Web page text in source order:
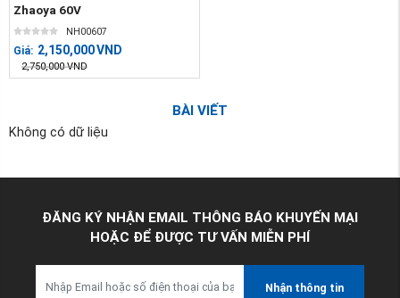
Zhaoya 60V
NH00607
Giá: 2,150,000VND
2,750,000 VND
BÀI VIẾT
Không có dữ liệu
ĐĂNG KÝ NHẬN EMAIL THÔNG BÁO KHUYẾN MẠI
HOẶC ĐỂ ĐƯỢC TƯ VẤN MIỄN PHÍ
Nhận thông tin